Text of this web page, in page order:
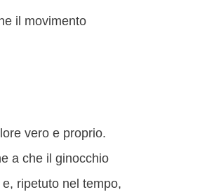
il movimento
vero e proprio.
a che il ginocchio
ripetuto nel tempo,